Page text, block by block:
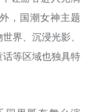
，国潮女神主题
界、沉浸光影、
等区域也独具特